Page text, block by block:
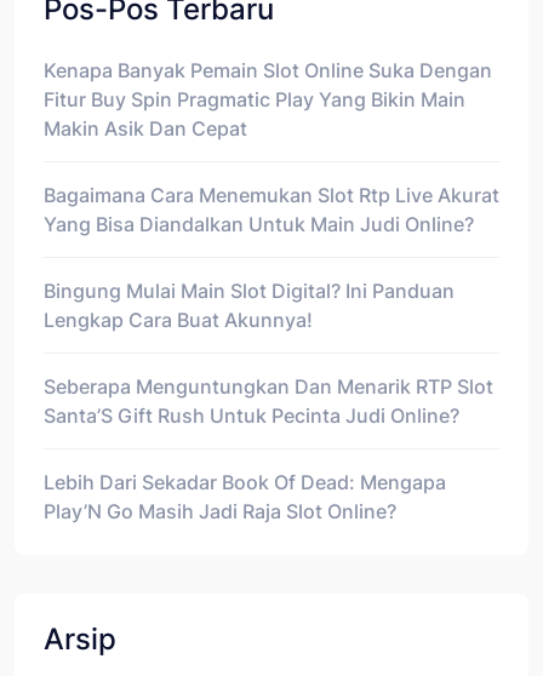
Pos-Pos Terbaru
Kenapa Banyak Pemain Slot Online Suka Dengan
Fitur Buy Spin Pragmatic Play Yang Bikin Main
Makin Asik Dan Cepat
Bagaimana Cara Menemukan Slot Rtp Live Akurat
Yang Bisa Diandalkan Untuk Main Judi Online?
Bingung Mulai Main Slot Digital? Ini Panduan
Lengkap Cara Buat Akunnya!
Seberapa Menguntungkan Dan Menarik RTP Slot
Santa’S Gift Rush Untuk Pecinta Judi Online?
Lebih Dari Sekadar Book Of Dead: Mengapa
Play’N Go Masih Jadi Raja Slot Online?
Arsip